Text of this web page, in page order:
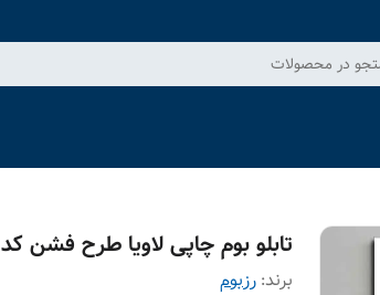
در محصولات
تابلو بوم چاپی لاویا طرح فشن کد ART-3156
برند: رزبوم